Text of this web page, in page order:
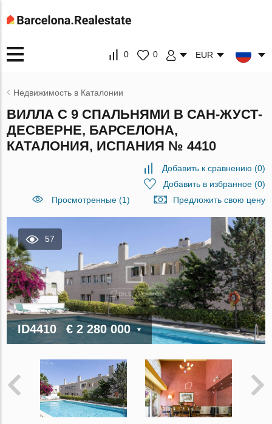
0 0 EUR
Недвижимость в Каталонии
ВИЛЛА С 9 СПАЛЬНЯМИ В САН-ЖУСТ-
ДЕСВЕРНЕ, БАРСЕЛОНА,
КАТАЛОНИЯ, ИСПАНИЯ № 4410
Добавить к сравнению (0)
Добавить в избранное(0)
Просмотренные (1)
Предложить свою цену
57
ID4410 € 2 280 000